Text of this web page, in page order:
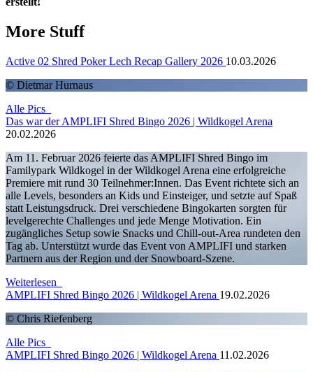
More Stuff
Active 02 Shred Poker Lech Recap Gallery 2026 10.03.2026
©️ Dietmar Hurnaus
Alle Pics
Das war der AMPLIFI Shred Bingo 2026 | Wildkogel Arena
20.02.2026
Am 11. Februar 2026 feierte das AMPLIFI Shred Bingo im
Familypark Wildkogel in derWildkogel Arena eine erfolgreiche
Premiere mit rund 30 Teilnehmer:Innen. Das Event richtete sich an
alle Levels, besonders an Kids und Einsteiger, und setzte auf Spaß
statt Leistungsdruck. Drei verschiedene Bingokarten sorgten für
levelgerechte Challenges und jede Menge Motivation. Ein
zugängliches Setup sowie Snacks und Chill-out-Area rundeten den
Tag ab. Unterstützt wurde das Event von AMPLIFI und starken
Partnern aus der Region und der Snowboard-Szene.
Weiterlesen
AMPLIFI Shred Bingo 2026 | Wildkogel Arena 19.02.2026
© Chris Riefenberg
Alle Pics
AMPLIFI Shred Bingo 2026 | Wildkogel Arena 11.02.2026